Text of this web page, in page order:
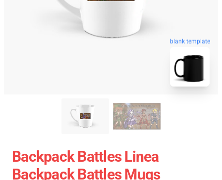
blank template
Backpack Battles Linea
Backpack Battles Mugs